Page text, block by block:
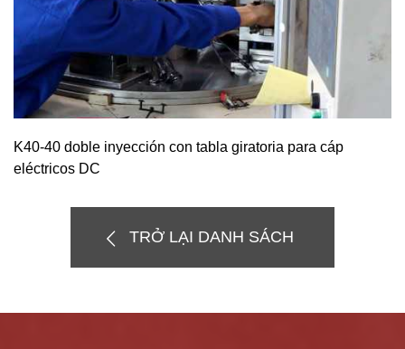
K40-40 doble inyección con tabla giratoria para cáp
eléctricos DC
TRỞ LẠI DANH SÁCH